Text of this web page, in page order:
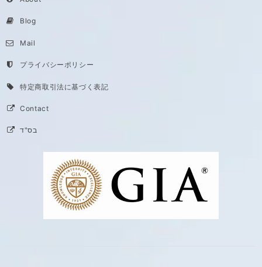
Blog
Mail
プライバシーポリシー
特定商取引法に基づく表記
Contact
בס"ד